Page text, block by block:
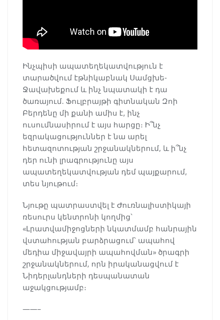
Ինչպիսի ապատեղեկատվություն է
տարածվում էթնիկաբնակ Սամցխե-
Ջավախեքում և ինչ նպատակի է դա
ծառայում. Ֆուլբրայթի գիտնական Զոի
Բերդենը մի քանի ամիս է, ինչ
ուսումնասիրում է այս հարցը։ Ի՞նչ
եզրակացություններ է նա արել
հետազոտության շրջանակներում, և ի՞նչ
դեր ունի լրագրությունը այս
ապատեղեկատվության դեմ պայքարում,
տես նյութում։
Նյութը պատրաստվել է Ժուռնալիստիկայի
ռեսուրս կենտրոնի կողմից՝
«Լրատվամիջոցների նկատմամբ հանրային
վստահության բարձրացում՝ ապահով
մեդիա միջավայրի ապահովման» ծրագրի
շրջանակներում, որն իրականացվում է
Նիդերլանդների դեսպանատան
աջակցությամբ։
——–